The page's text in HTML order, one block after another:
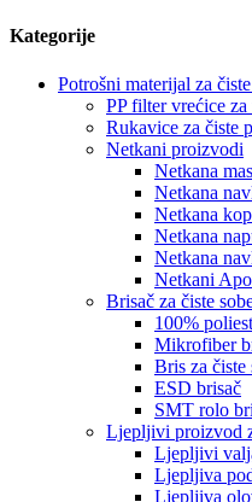
Kategorije
Potrošni materijal za
PP filter vrećice
Rukavice za čiste
Netkani proizvodi
Netkana
Netkana
Netkana
Netkana
Netkana
Netkani
Brisač za čiste
100%
Mikrofiber
Bris za čiste
ESD brisač
SMT rolo
Ljepljivi proizvod
Ljepljivi
Ljepljiva
Ljepljiva